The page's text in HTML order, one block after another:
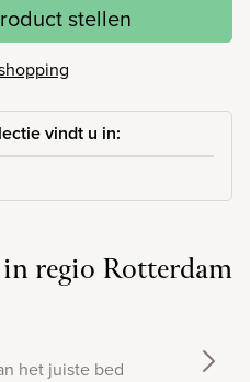
stellen
vindt u in:
regio Rotterdam
het juiste bed